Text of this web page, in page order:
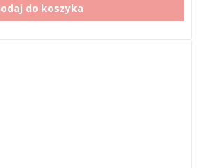
do koszyka